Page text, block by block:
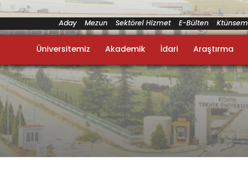
Aday Mezun Sektörel Hizmet E-Bülten Ktünsem
Üniversitemiz Akademik İdari Araştırma